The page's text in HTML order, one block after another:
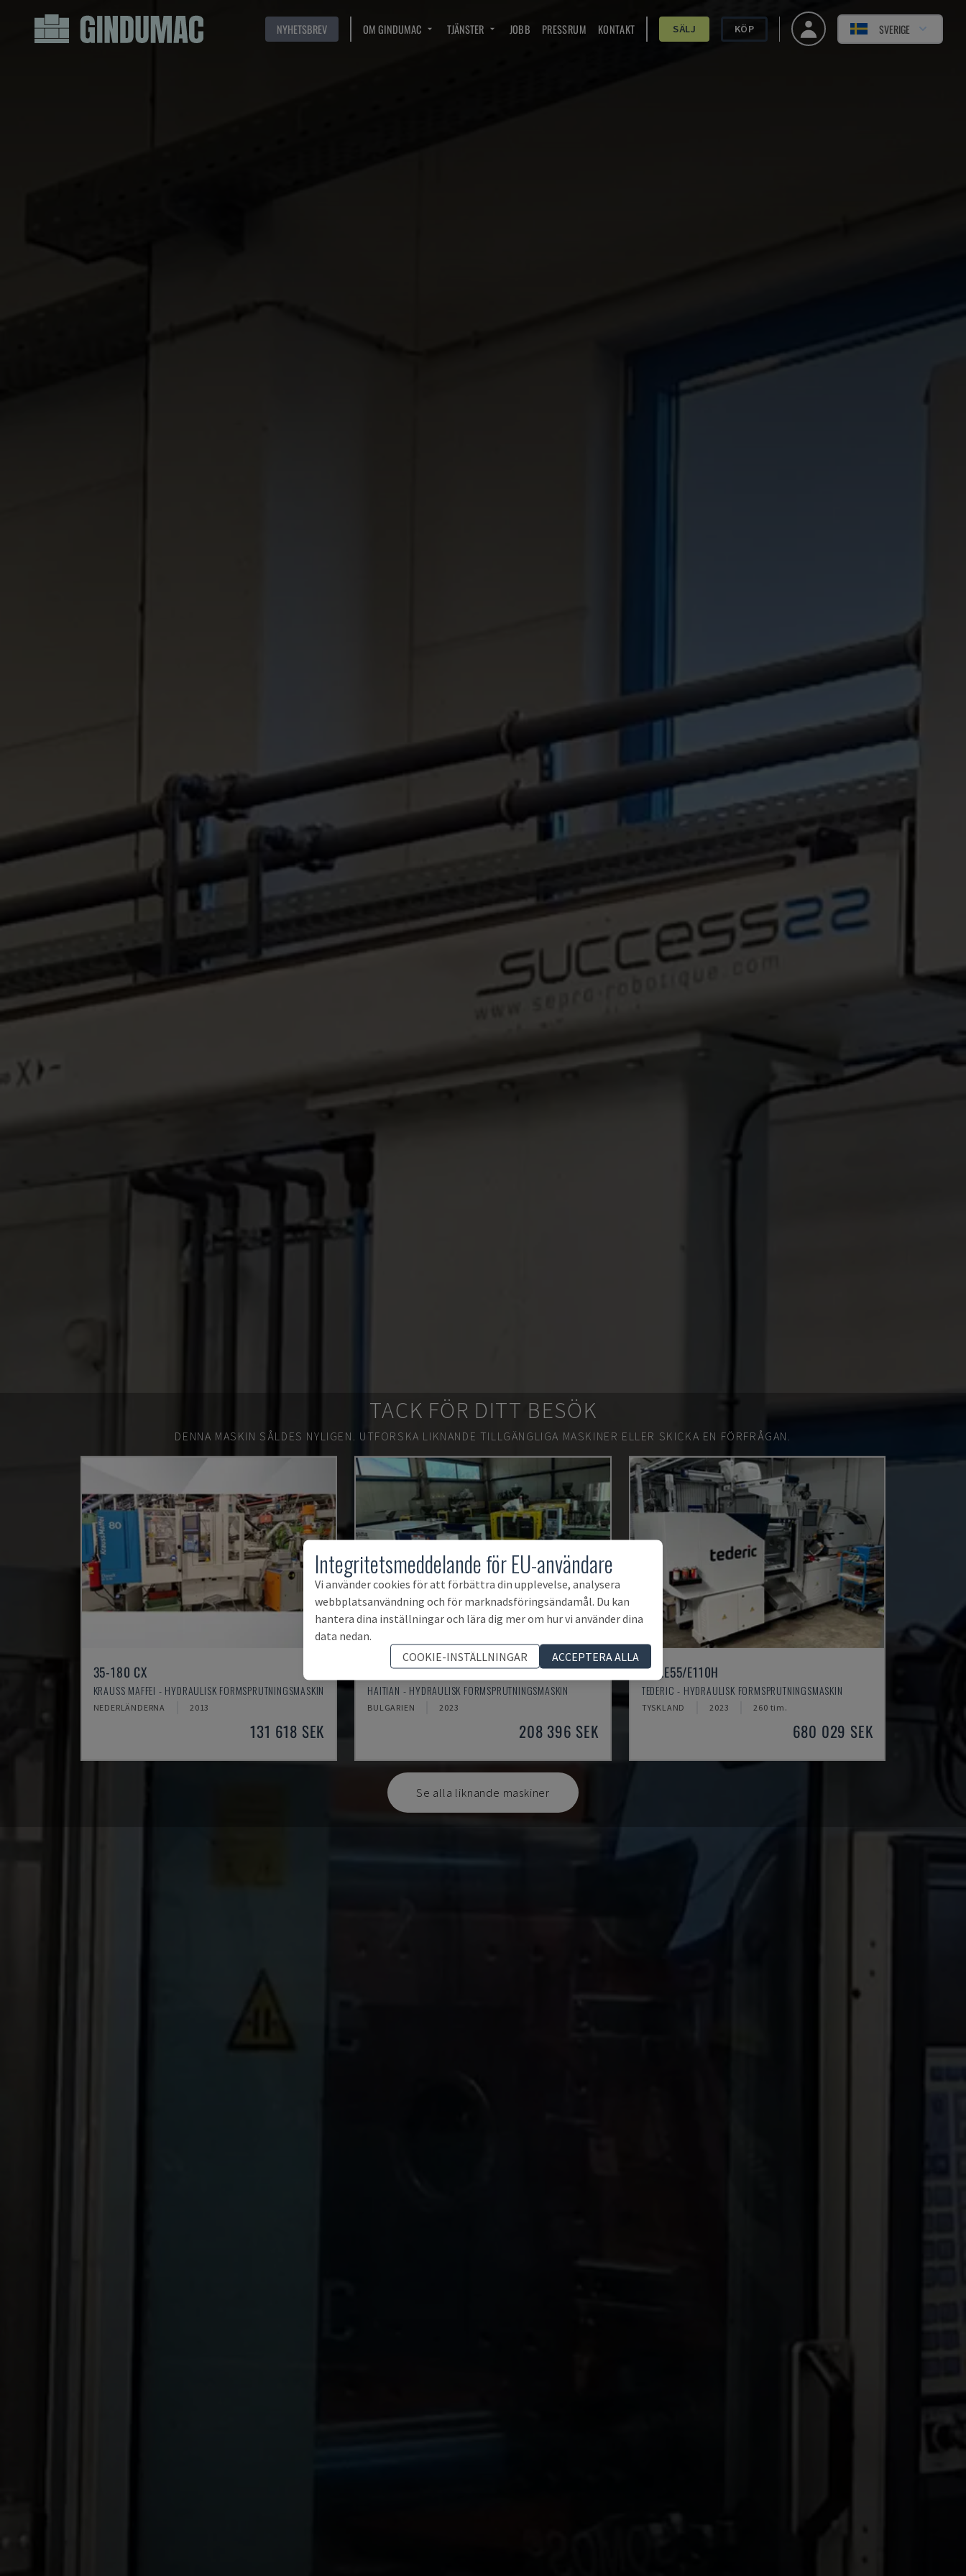
NYHETSBREV OM GINDUMAC TJÄNSTER JOBB PRESSRUM KONTAKT SÄLJ KÖP SVERIGE
TACK FÖR DITT BESÖK
DENNA MASKIN SÅLDES NYLIGEN. UTFORSKA LIKNANDE TILLGÄNGLIGA MASKINER ELLER SKICKA EN FÖRFRÅGAN.
35-180 CX
KRAUSS MAFFEI - HYDRAULISK FORMSPRUTNINGSMASKIN
NEDERLÄNDERNA 2013
131 618 SEK
MA900ІІ
HAITIAN - HYDRAULISK FORMSPRUTNINGSMASKIN
BULGARIEN 2023
208 396 SEK
NEO.E55/E110H
TEDERIC - HYDRAULISK FORMSPRUTNINGSMASKIN
TYSKLAND 2023 260 tim.
680 029 SEK
Se alla liknande maskiner
Integritetsmeddelande för EU-användare
Vi använder cookies för att förbättra din upplevelse, analysera
webbplatsanvändning och för marknadsföringsändamål. Du kan
hantera dina inställningar och lära dig mer om hur vi använder dina
data nedan.
COOKIE-INSTÄLLNINGAR
ACCEPTERA ALLA